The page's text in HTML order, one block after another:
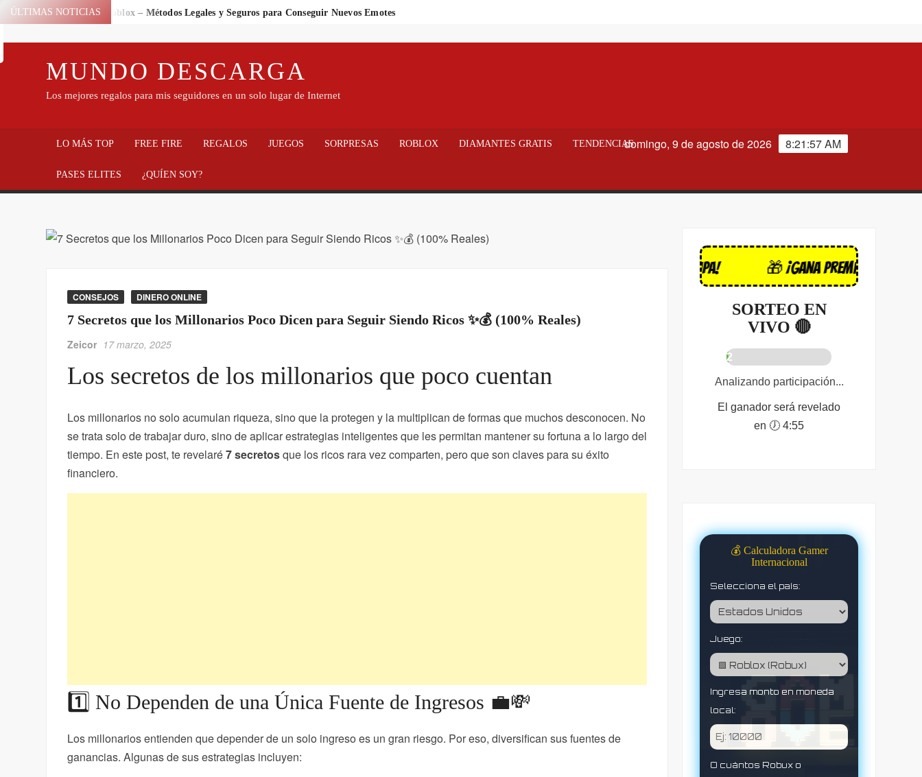
ÚLTIMAS NOTICIAS
🎭 Emotes Gratis en Roblox – Métodos Legales y Seguros para Conseguir Nuevos Emotes
💎 8 FORMAS NUEVAS PARA GANAR DIAMANTES GRATIS EN FREE FIRE 100% REAL Y LEGAL 🔥
💰 9 FORMAS PARA RECLAMAR ROBUX HOY MISMO 2026 🎮
GANA CÓDIGO DE DIAMANTES 💎 PARA FREEFIRE 202
MUNDO DESCARGA
Los mejores regalos para mis seguidores en un solo lugar de Internet
LO MÁS TOP FREE FIRE REGALOS JUEGOS SORPRESAS ROBLOX DIAMANTES GRATIS TENDENCIAS
PASES ELITES ¿QUÍEN SOY?
8:21:57 AM
domingo, 9 de agosto de 2026
CONSEJOS DINERO ONLINE
7 Secretos que los Millonarios Poco Dicen para Seguir Siendo Ricos ✨💰 (100% Reales)
Zeicor 17 marzo, 2025
Los secretos de los millonarios que poco cuentan
Los millonarios no solo acumulan riqueza, sino que la protegen y la multiplican de formas que muchos desconocen. No
se trata solo de trabajar duro, sino de aplicar estrategias inteligentes que les permitan mantener su fortuna a lo largo del
tiempo. En este post, te revelaré7 secretosque los ricos rara vez comparten, pero que son claves para su éxito
financiero.
1️⃣ No Dependen de una Única Fuente de Ingresos 💼💸
Los millonarios entienden que depender de un solo ingreso es un gran riesgo. Por eso, diversifican sus fuentes de
ganancias. Algunas de sus estrategias incluyen:
🎁 ¡Gana premios hoy mismo!
SORTEO EN
VIVO 🔴
2
Analizando participación...
El ganador será revelado
en 🕖 4:54
💰 Calculadora Gamer
Internacional
Selecciona el país:
Juego:
Ingresa monto en moneda
local:
O cuántos Robux o